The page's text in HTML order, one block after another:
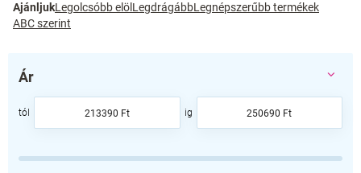
e
r
k
k
e
AjánljukLegolcsóbb elöl LegdrágábbLegnépszerűbb termékek
ABC szerint
Ár
213390 Ft 250690 Ft